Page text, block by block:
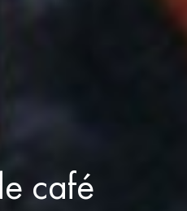
café